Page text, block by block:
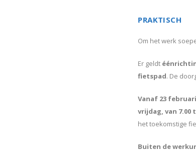
PRAKTISCH
Om het werk
Er geldt
fietspad. De
Vanaf 23
vrijdag, van 7.00
het toekomstige
Buiten de